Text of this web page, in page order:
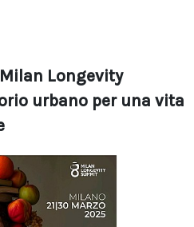
Longevity
urbano per una vita